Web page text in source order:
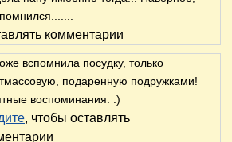
комментарии
вспомнила посудку, только
подаренную подружками!
воспоминания. :)
, чтобы оставлять